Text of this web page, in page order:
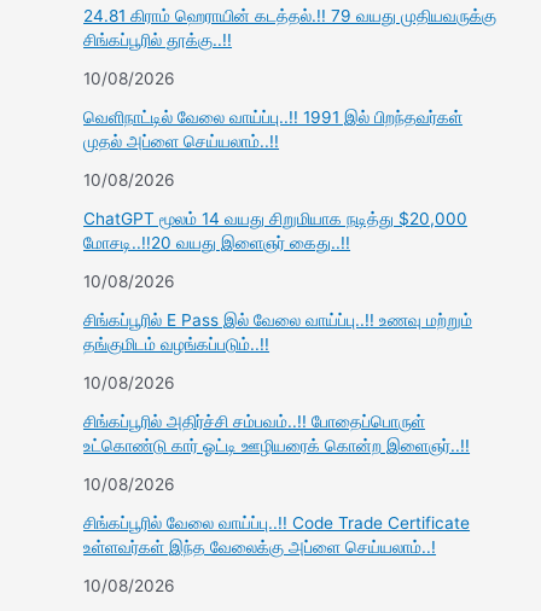
24.81 கிராம் ஹெராயின் கடத்தல்.!! 79 வயது முதியவருக்கு
சிங்கப்பூரில் தூக்கு..!!
10/08/2026
வெளிநாட்டில் வேலை வாய்ப்பு..!! 1991 இல் பிறந்தவர்கள்
முதல் அப்ளை செய்யலாம்..!!
10/08/2026
ChatGPT மூலம் 14 வயது சிறுமியாக நடித்து $20,000
மோசடி..!!20 வயது இளைஞர் கைது..!!
10/08/2026
சிங்கப்பூரில் E Pass இல் வேலை வாய்ப்பு..!! உணவு மற்றும்
தங்குமிடம் வழங்கப்படும்..!!
10/08/2026
சிங்கப்பூரில் அதிர்ச்சி சம்பவம்..!! போதைப்பொருள்
உட்கொண்டு கார் ஓட்டி ஊழியரைக் கொன்ற இளைஞர்..!!
10/08/2026
சிங்கப்பூரில் வேலை வாய்ப்பு..!! Code Trade Certificate
உள்ளவர்கள் இந்த வேலைக்கு அப்ளை செய்யலாம்..!
10/08/2026